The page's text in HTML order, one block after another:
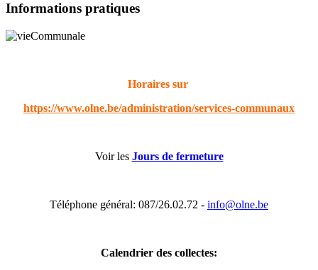
Informations pratiques
Horaires sur
https://www.olne.be/administration/services-communaux
Voir les Jours de fermeture
Téléphone général: 087/26.02.72 - info@olne.be
Calendrier des collectes: